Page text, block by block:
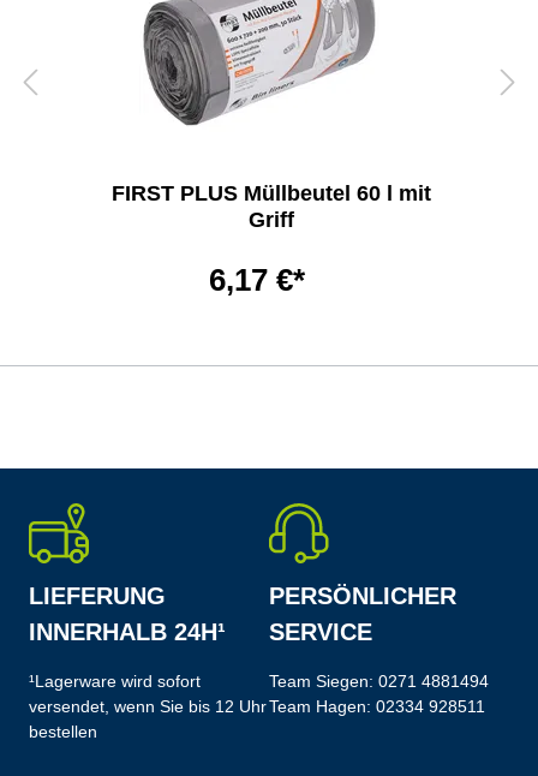
FIRST PLUS Müllbeutel 60 l mit
Griff
6,17 €*
LIEFERUNG
INNERHALB 24H¹
¹Lagerware wird sofort
versendet, wenn Sie bis 12 Uhr
bestellen
PERSÖNLICHER
SERVICE
Team Siegen: 0271 4881494
Team Hagen: 02334 928511